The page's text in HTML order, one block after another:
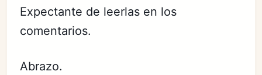
Expectante de leerlas en los
comentarios.
Abrazo.